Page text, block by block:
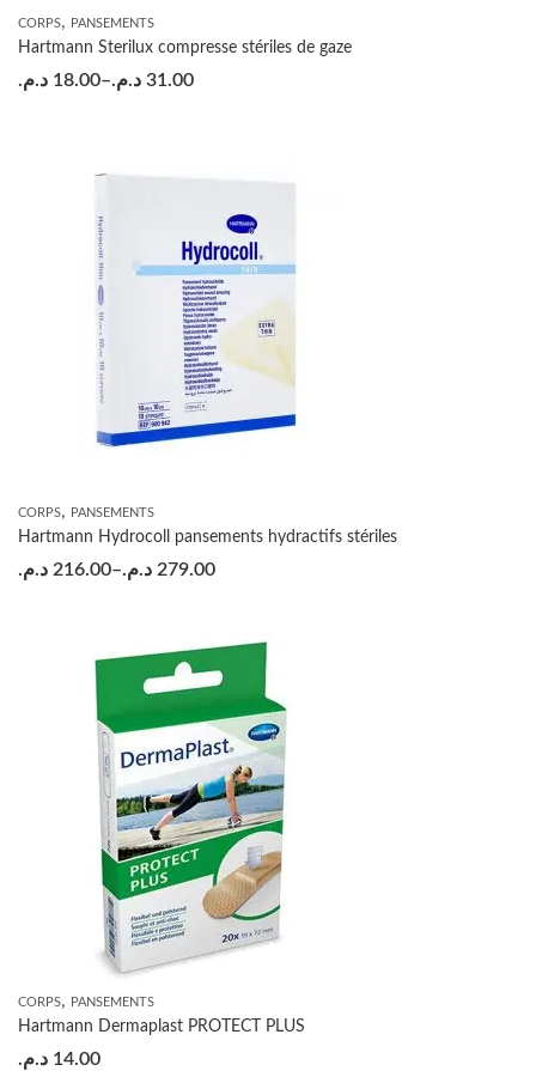
CORPS, PANSEMENTS
Hartmann Sterilux compresse stériles de gaze
18.00 د.م. – 31.00 د.م.
CORPS, PANSEMENTS
Hartmann Hydrocoll pansements hydractifs stériles
216.00 د.م. – 279.00 د.م.
CORPS, PANSEMENTS
Hartmann Dermaplast PROTECT PLUS
14.00 د.م.